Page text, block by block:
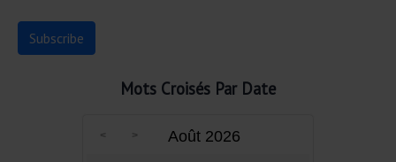
Mots Croisés Par Date
Août 2026